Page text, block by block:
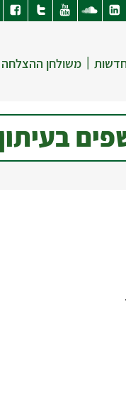
| משולחן ההצלחה